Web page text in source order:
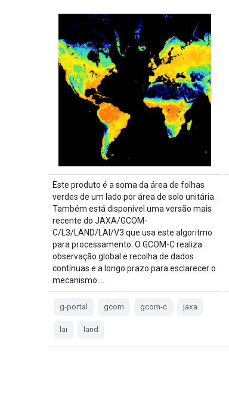
Este produto é a soma da área de folhas
verdes de um lado por área de solo unitária.
Também está disponível uma versão mais
recente do JAXA/GCOM-
C/L3/LAND/LAI/V3 que usa este algoritmo
para processamento. O GCOM-C realiza
observação global e recolha de dados
contínuas e a longo prazo para esclarecer o
mecanismo …
g-portal gcom gcom-c jaxa
lai land